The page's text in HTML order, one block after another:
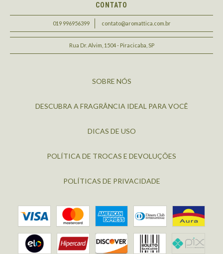
CONTATO
019 996956399 contato@aromattica.com.br
Rua Dr. Alvim, 1504 - Piracicaba, SP
SOBRE NÓS
DESCUBRA A FRAGRÂNCIA IDEAL PARA VOCÊ
DICAS DE USO
POLÍTICA DE TROCAS E DEVOLUÇÕES
POLÍTICAS DE PRIVACIDADE